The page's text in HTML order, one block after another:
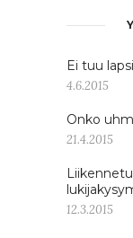
Ei tuu
4.6.2015
Onko
21.4.2015
12.3.2015